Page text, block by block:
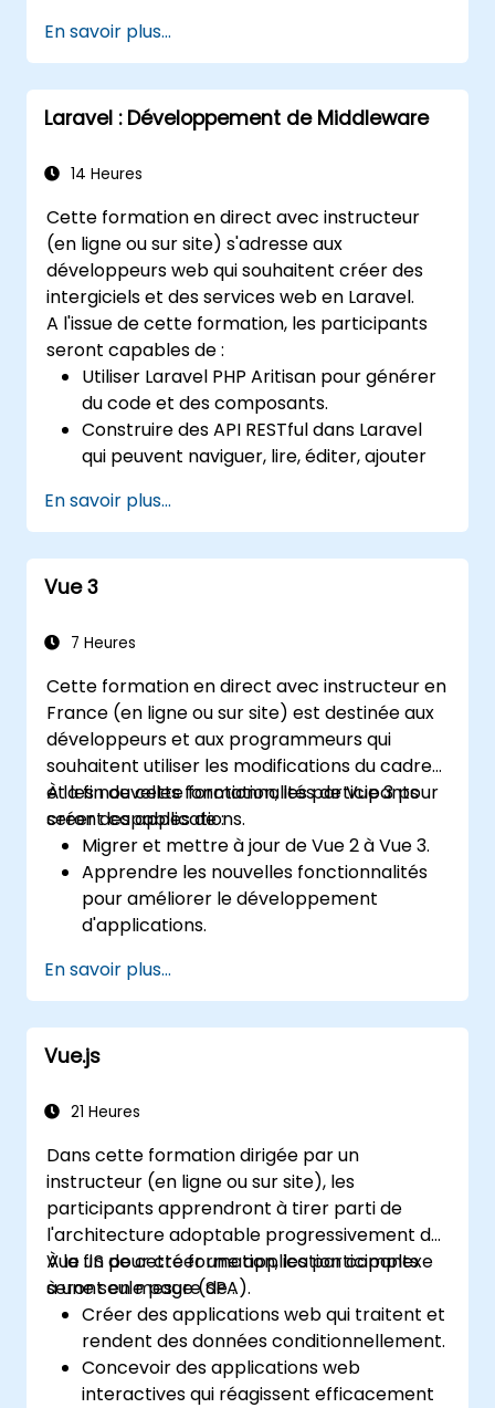
En savoir plus...
Laravel : Développement de Middleware
14 Heures
Cette formation en direct avec instructeur
(en ligne ou sur site) s'adresse aux
développeurs web qui souhaitent créer des
intergiciels et des services web en Laravel.
A l'issue de cette formation, les participants
seront capables de :
Utiliser Laravel PHP Aritisan pour générer
du code et des composants.
Construire des API RESTful dans Laravel
qui peuvent naviguer, lire, éditer, ajouter
Filtrer et trier les résultats en fonction
des paramètres de l'URL à l'aide des API
RESTful.
En savoir plus...
Vue 3
7 Heures
Cette formation en direct avec instructeur en
France (en ligne ou sur site) est destinée aux
développeurs et aux programmeurs qui
souhaitent utiliser les modifications du cadre
et les nouvelles fonctionnalités de Vue 3 pour
créer des applications.
À la fin de cette formation, les participants
seront capables de :
Migrer et mettre à jour de Vue 2 à Vue 3.
Apprendre les nouvelles fonctionnalités
pour améliorer le développement
d'applications.
applications maintenables et fiables.
En savoir plus...
Vue.js
21 Heures
Dans cette formation dirigée par un
instructeur (en ligne ou sur site), les
participants apprendront à tirer parti de
l'architecture adoptable progressivement de
Vue JS pour créer une application complexe
à une seule page (SPA).
À la fin de cette formation, les participants
seront en mesure de :
Créer des applications web qui traitent et
rendent des données conditionnellement.
Concevoir des applications web
interactives qui réagissent efficacement